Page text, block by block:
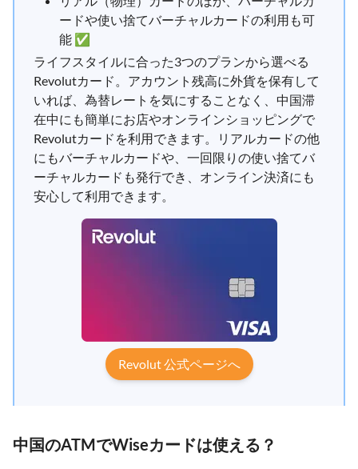
ードや使い捨てバーチャルカードの利用も可
能 ✅
ライフスタイルに合った3つのプランから選べる
Revolutカード。アカウント残高に外貨を保有して
いれば、為替レートを気にすることなく、中国滞
在中にも簡単にお店やオンラインショッピングで
Revolutカードを利用できます。リアルカードの他
にもバーチャルカードや、一回限りの使い捨てバ
ーチャルカードも発行でき、オンライン決済にも
安心して利用できます。
Revolut 公式ページへ
中国のATMでWiseカードは使える？